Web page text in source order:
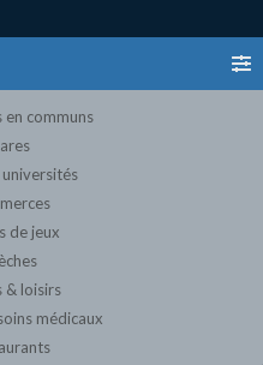
communs
universités
de jeux
& loisirs
médicaux